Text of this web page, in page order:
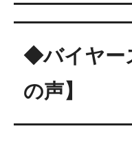
◆バイヤー
の声】